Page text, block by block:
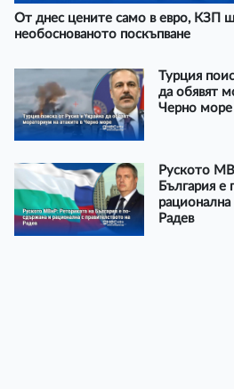
От днес цените само в евро, КЗП
необоснованото поскъпване
Турция
да обявят
Черно море
Руското
България е
рационална
Радев